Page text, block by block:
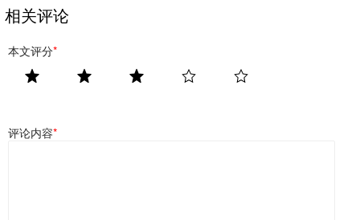
相关评论
本文评分*
评论内容*